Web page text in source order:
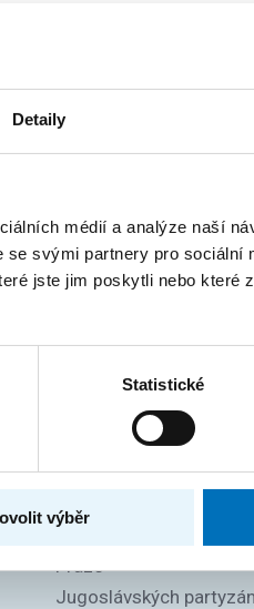
Detaily
médií a analýze naší
svými partnery pro sociální
jste jim poskytli nebo které
Statistické
výběr
inženýrství
inženýrství
informatiky
FAKTURAČNÍ ÚDAJE
IČO: 68407700
České vysoké učení
Praze
Jugoslávských